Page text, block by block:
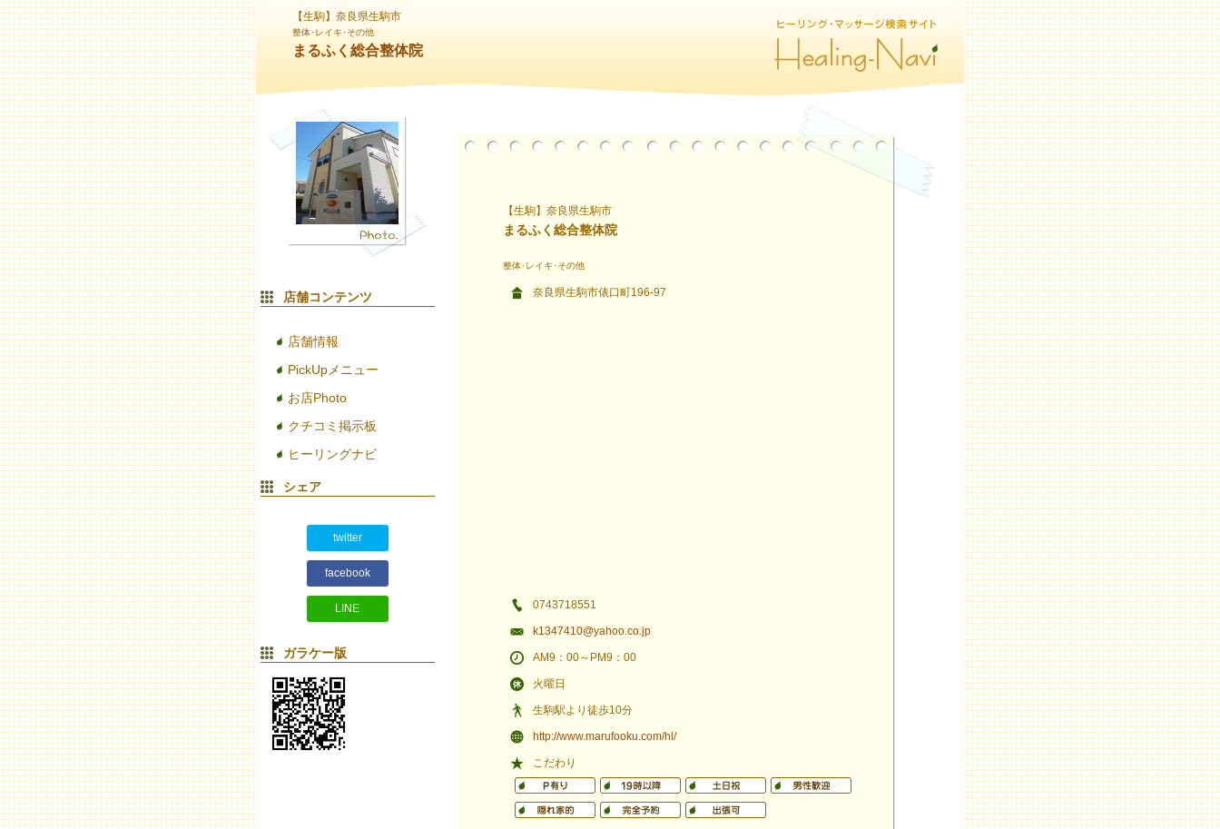
【生駒】奈良県生駒市
整体･レイキ･その他
まるふく総合整体院
店舗コンテンツ
店舗情報
PickUpメニュー
お店Photo
クチコミ掲示板
ヒーリングナビ
シェア
twitter
facebook
LINE
ガラケー版
【生駒】奈良県生駒市
まるふく総合整体院
整体･レイキ･その他
奈良県生駒市俵口町196-97
0743718551
k1347410@yahoo.co.jp
AM9：00～PM9：00
火曜日
生駒駅より徒歩10分
http://www.marufooku.com/hl/
こだわり